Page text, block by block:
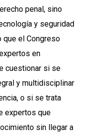
penal, sino
y seguridad
que el Congreso
en
cuestionar si se
y multidisciplinar
o si se trata
expertos que
sin llegar a